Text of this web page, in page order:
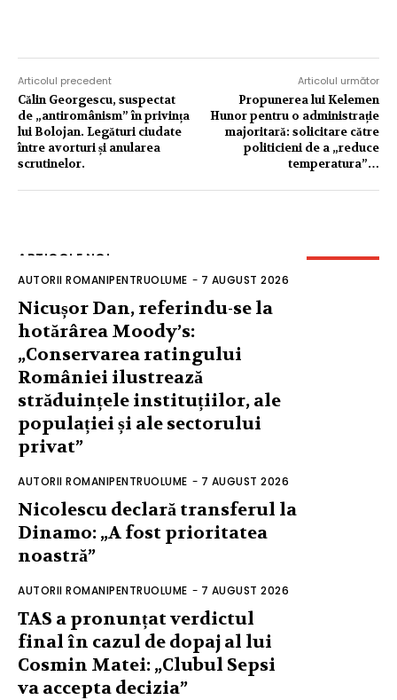
Articolul precedent
Călin Georgescu, suspectat
de „antiromânism” în privința
lui Bolojan. Legături ciudate
între avorturi și anularea
scrutinelor.
Articolul următor
Propunerea lui Kelemen
Hunor pentru o administrație
majoritară: solicitare către
politicieni de a „reduce
temperatura”…
ARTICOLE NOI
AUTORII ROMANIPENTRUOLUME - 7 AUGUST 2026
Nicușor Dan, referindu-se la
hotărârea Moody’s:
„Conservarea ratingului
României ilustrează
străduințele instituțiilor, ale
populației și ale sectorului
privat”
AUTORII ROMANIPENTRUOLUME - 7 AUGUST 2026
Nicolescu declară transferul la
Dinamo: „A fost prioritatea
noastră”
AUTORII ROMANIPENTRUOLUME - 7 AUGUST 2026
TAS a pronunțat verdictul
final în cazul de dopaj al lui
Cosmin Matei: „Clubul Sepsi
va accepta decizia”